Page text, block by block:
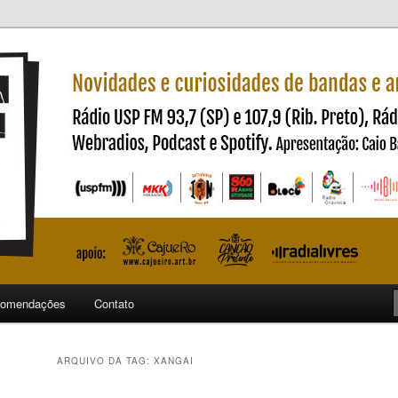
Contato
ARQUIVO DA TAG: XANGAI